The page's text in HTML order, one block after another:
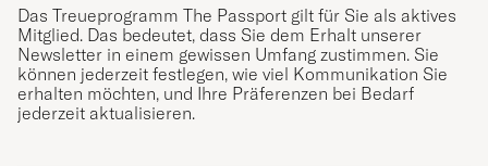
Das Treueprogramm The Passport gilt für Sie als aktives
Mitglied. Das bedeutet, dass Sie dem Erhalt unserer
Newsletter in einem gewissen Umfang zustimmen. Sie
können jederzeit festlegen, wie viel Kommunikation Sie
erhalten möchten, und Ihre Präferenzen bei Bedarf
jederzeit aktualisieren.